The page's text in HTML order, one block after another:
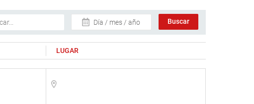
Día / mes / año
LUGAR